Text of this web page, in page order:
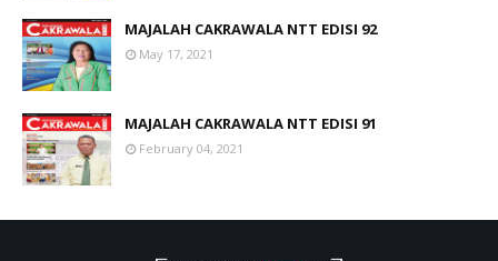
MAJALAH CAKRAWALA NTT EDISI 92
May 17, 2021
MAJALAH CAKRAWALA NTT EDISI 91
February 04, 2021